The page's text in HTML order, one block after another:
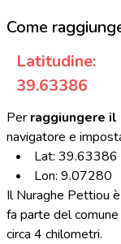
Come
Latitudine:
39.63386
Per raggiungere
navigatore e
Lat: 39.63386
Lon: 9.07280
Il Nuraghe Pettiou
fa parte del
circa 4 chilometri.